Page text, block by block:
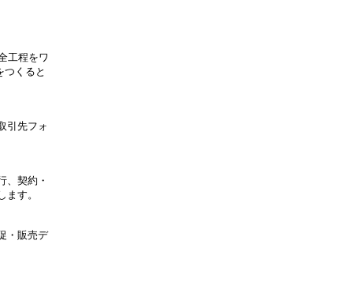
工程をワ
くると
引先フォ
、契約・
す。
・販売デ